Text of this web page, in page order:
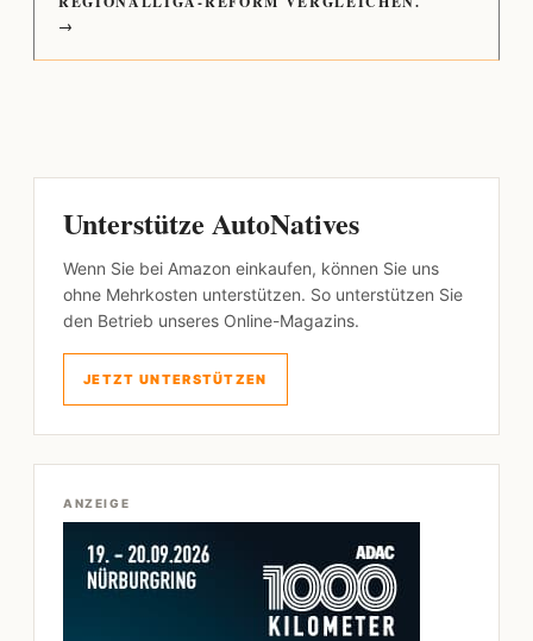
→
Unterstütze AutoNatives
Wenn Sie bei Amazon einkaufen, können Sie uns
ohne Mehrkosten unterstützen. So unterstützen Sie
den Betrieb unseres Online-Magazins.
JETZT UNTERSTÜTZEN
ANZEIGE